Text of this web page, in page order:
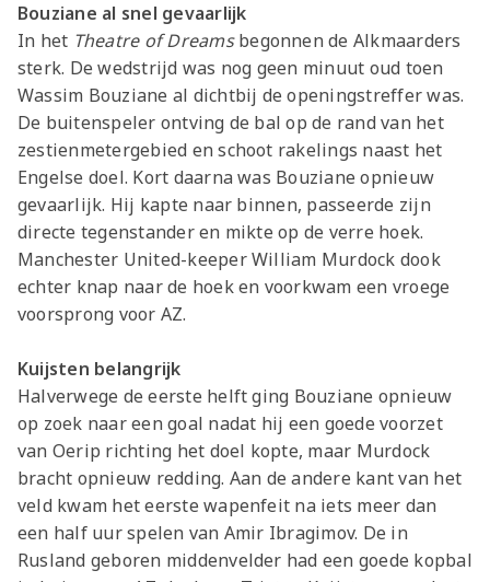
Bouziane al snel gevaarlijk
In het Theatre of Dreamsbegonnen de Alkmaarders
sterk. De wedstrijd was nog geen minuut oud toen
Wassim Bouziane al dichtbij de openingstreffer was.
De buitenspeler ontving de bal op de rand van het
zestienmetergebied en schoot rakelings naast het
Engelse doel. Kort daarna was Bouziane opnieuw
gevaarlijk. Hij kapte naar binnen, passeerde zijn
directe tegenstander en mikte op de verre hoek.
Manchester United-keeper William Murdock dook
echter knap naar de hoek en voorkwam een vroege
voorsprong voor AZ.
Kuijsten belangrijk
Halverwege de eerste helft ging Bouziane opnieuw
op zoek naar een goal nadat hij een goede voorzet
van Oerip richting het doel kopte, maar Murdock
bracht opnieuw redding. Aan de andere kant van het
veld kwam het eerste wapenfeit na iets meer dan
een half uur spelen van Amir Ibragimov. De in
Rusland geboren middenvelder had een goede kopbal